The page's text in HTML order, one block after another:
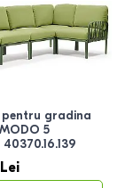
gradina
5
Lei